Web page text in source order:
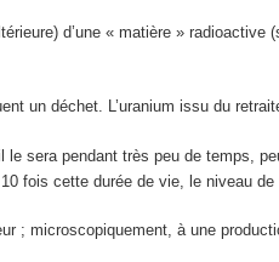
d’une « matière »
un déchet. L’uranium issu du
sera pendant très peu de temps,
fois cette durée de vie, le niveau
; microscopiquement, à une